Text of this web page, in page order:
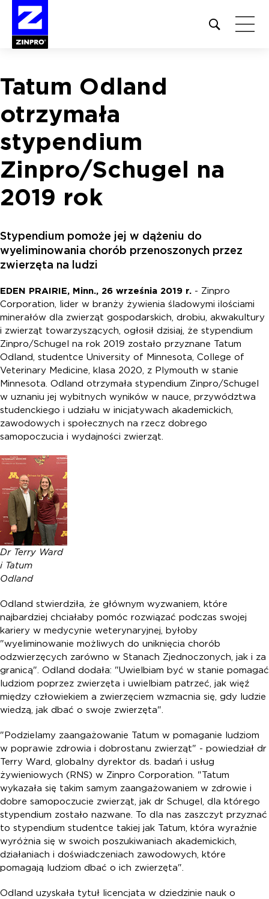
Open
site
Szukaj:
Tatum Odland
otrzymała
stypendium
Zinpro/Schugel na
2019 rok
Stypendium pomoże jej w dążeniu do
wyeliminowania chorób przenoszonych przez
zwierzęta na ludzi
EDEN PRAIRIE, Minn., 26 września 2019 r. - Zinpro
Corporation, lider w branży żywienia śladowymi ilościami
minerałów dla zwierząt gospodarskich, drobiu, akwakultury
i zwierząt towarzyszących, ogłosił dzisiaj, że stypendium
Zinpro/Schugel na rok 2019 zostało przyznane Tatum
Odland, studentce University of Minnesota, College of
Veterinary Medicine, klasa 2020, z Plymouth w stanie
Minnesota. Odland otrzymała stypendium Zinpro/Schugel
w uznaniu jej wybitnych wyników w nauce, przywództwa
studenckiego i udziału w inicjatywach akademickich,
zawodowych i społecznych na rzecz dobrego
samopoczucia i wydajności zwierząt.
Dr Terry Ward
i Tatum
Odland
Odland stwierdziła, że głównym wyzwaniem, które
najbardziej chciałaby pomóc rozwiązać podczas swojej
kariery w medycynie weterynaryjnej, byłoby
"wyeliminowanie możliwych do uniknięcia chorób
odzwierzęcych zarówno w Stanach Zjednoczonych, jak i za
granicą". Odland dodała: "Uwielbiam być w stanie pomagać
ludziom poprzez zwierzęta i uwielbiam patrzeć, jak więź
między człowiekiem a zwierzęciem wzmacnia się, gdy ludzie
wiedzą, jak dbać o swoje zwierzęta".
"Podzielamy zaangażowanie Tatum w pomaganie ludziom
w poprawie zdrowia i dobrostanu zwierząt" - powiedział dr
Terry Ward, globalny dyrektor ds. badań i usług
żywieniowych (RNS) w Zinpro Corporation. "Tatum
wykazała się takim samym zaangażowaniem w zdrowie i
dobre samopoczucie zwierząt, jak dr Schugel, dla którego
stypendium zostało nazwane. To dla nas zaszczyt przyznać
to stypendium studentce takiej jak Tatum, która wyraźnie
wyróżnia się w swoich poszukiwaniach akademickich,
działaniach i doświadczeniach zawodowych, które
pomagają ludziom dbać o ich zwierzęta".
Odland uzyskała tytuł licencjata w dziedzinie nauk o